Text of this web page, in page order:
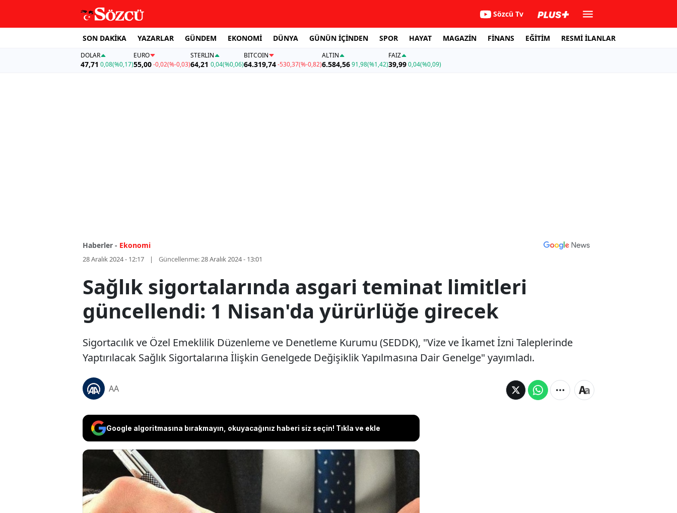
Sözcü Tv
SON DAKİKA YAZARLAR GÜNDEM EKONOMİ DÜNYA GÜNÜN İÇİNDEN SPOR HAYAT MAGAZİN FİNANS EĞİTİM RESMİ İLANLAR
DOLAR
47,71 0,08(%0,17)
EURO
55,00 -0,02(%-0,03)
STERLIN
64,21 0,04(%0,06)
BITCOIN
64.319,74-530,37(%-0,82)
ALTIN
6.584,5691,98(%1,42)
FAİZ
39,990,04(%0,09)
Haberler - Ekonomi
28 Aralık 2024 - 12:17 Güncellenme:28 Aralık 2024 - 13:01
Sağlık sigortalarında asgari teminat limitleri
güncellendi: 1 Nisan'da yürürlüğe girecek
Sigortacılık ve Özel Emeklilik Düzenleme ve Denetleme Kurumu (SEDDK), "Vize ve İkamet İzni Taleplerinde
Yaptırılacak Sağlık Sigortalarına İlişkin Genelgede Değişiklik Yapılmasına Dair Genelge" yayımladı.
AA
Google algoritmasına bırakmayın, okuyacağınız haberi siz seçin! Tıkla ve ekle